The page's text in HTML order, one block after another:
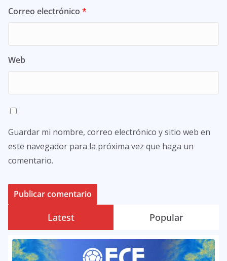
Correo electrónico *
Web
Guardar mi nombre, correo electrónico y sitio web en
este navegador para la próxima vez que haga un
comentario.
Latest Popular